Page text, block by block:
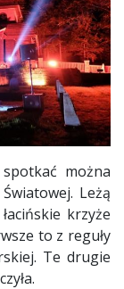
można
Leżą
krzyże
to z reguły
Te drugie